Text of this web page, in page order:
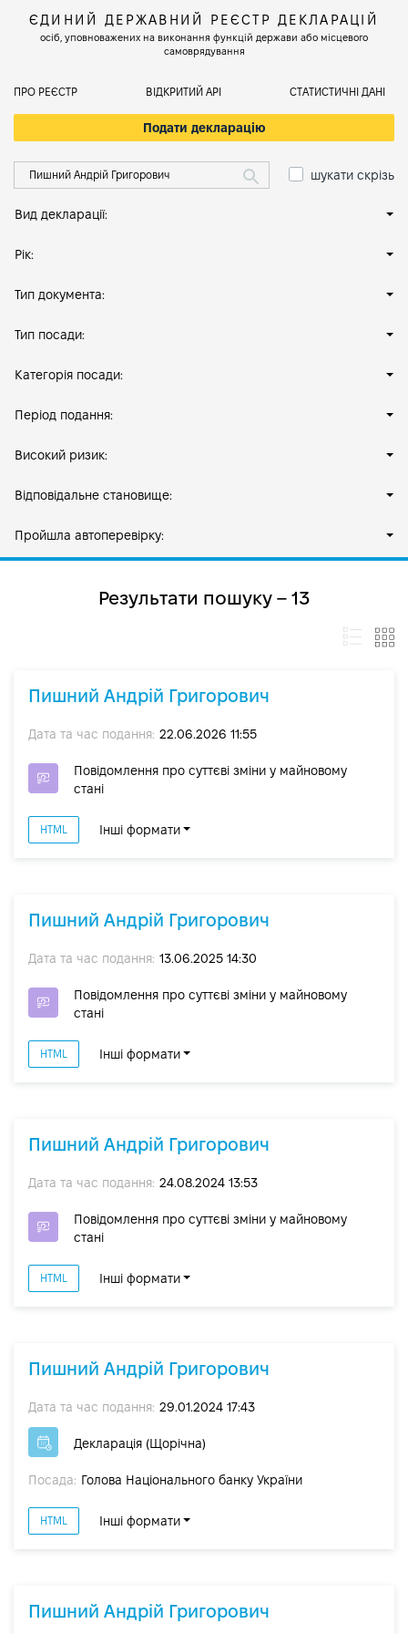
ЄДИНИЙ ДЕРЖАВНИЙ РЕЄСТР ДЕКЛАРАЦІЙ
осіб, уповноважених на виконання функцій держави або місцевого
самоврядування
ПРО РЕЄСТР ВІДКРИТИЙ АРІ СТАТИСТИЧНІ ДАНІ
Подати декларацію
шукати скрізь
Вид декларації:
Рік:
Тип документа:
Тип посади:
Категорія посади:
Період подання:
Високий ризик:
Відповідальне становище:
Пройшла автоперевірку:
Результати пошуку – 13
Пишний Андрій Григорович
Дата та час подання: 22.06.2026 11:55
Повідомлення про суттєві зміни y майновому
стані
HTML Інші формати
Пишний Андрій Григорович
Дата та час подання: 13.06.2025 14:30
Повідомлення про суттєві зміни y майновому
стані
HTML Інші формати
Пишний Андрій Григорович
Дата та час подання: 24.08.2024 13:53
Повідомлення про суттєві зміни y майновому
стані
HTML Інші формати
Пишний Андрій Григорович
Дата та час подання: 29.01.2024 17:43
Декларація (Щорічна)
Посада: Голова Національного банку України
HTML Інші формати
Пишний Андрій Григорович